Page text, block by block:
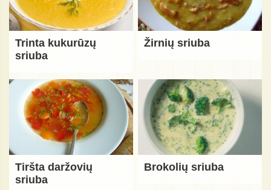
Trinta kukurūzų
sriuba
Žirnių sriuba
Tiršta daržovių
sriuba
Brokolių sriuba